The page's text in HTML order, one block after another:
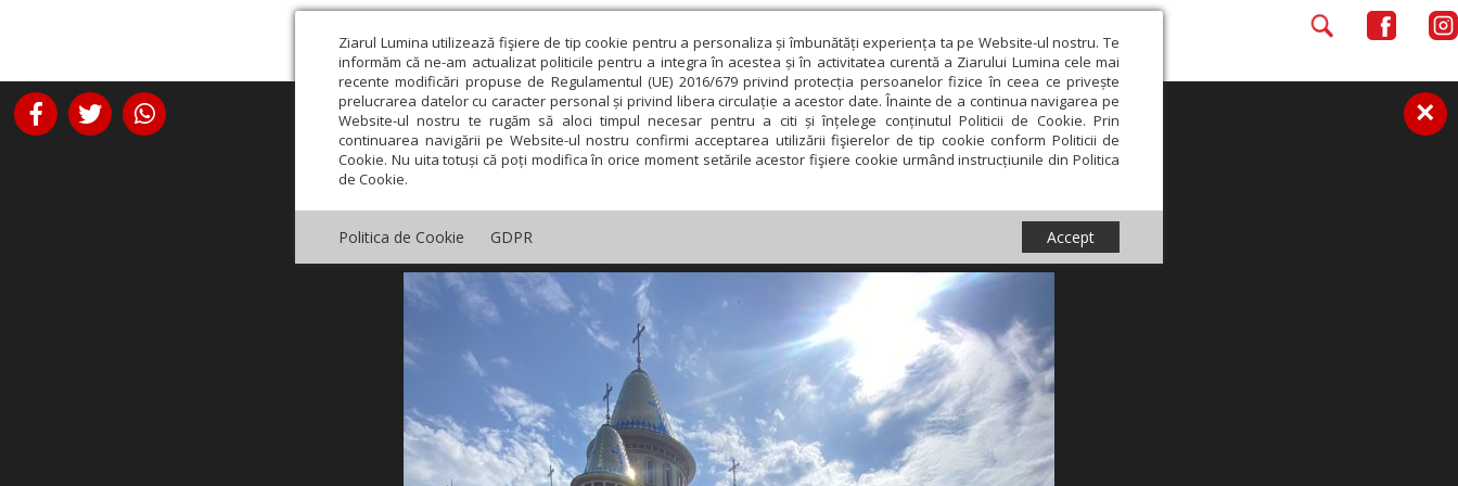
Ziarul Lumina utilizează fişiere de tip cookie pentru a personaliza și îmbunătăți experiența ta pe Website-ul nostru. Te
informăm că ne-am actualizat politicile pentru a integra în acestea și în activitatea curentă a Ziarului Lumina cele mai
recente modificări propuse de Regulamentul (UE) 2016/679 privind protecția persoanelor fizice în ceea ce privește
prelucrarea datelor cu caracter personal și privind libera circulație a acestor date. Înainte de a continua navigarea pe
Website-ul nostru te rugăm să aloci timpul necesar pentru a citi și înțelege conținutul Politicii de Cookie. Prin
continuarea navigării pe Website-ul nostru confirmi acceptarea utilizării fişierelor de tip cookie conform Politicii de
Cookie. Nu uita totuși că poți modifica în orice moment setările acestor fişiere cookie urmând instrucțiunile din Politica
de Cookie.
Politica de Cookie GDPR Accept
×